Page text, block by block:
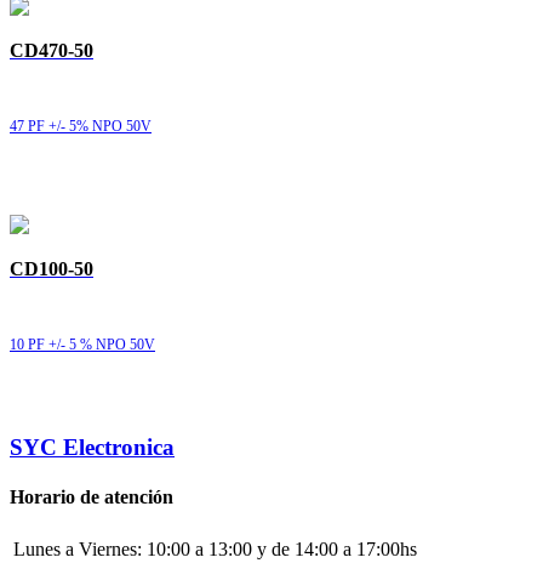
CD470-50
47 PF +/- 5% NPO 50V
CD100-50
10 PF +/- 5 % NPO 50V
SYC Electronica
Horario de atención
Lunes a Viernes: 10:00 a 13:00 y de 14:00 a 17:00hs